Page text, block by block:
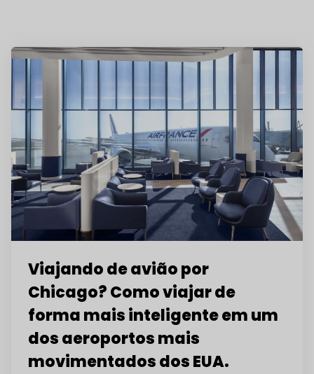
Viajando de avião por
Chicago? Como viajar de
forma mais inteligente em um
dos aeroportos mais
movimentados dos EUA.